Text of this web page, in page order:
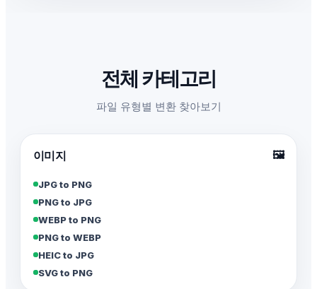
전체 카테고리
파일 유형별 변환 찾아보기
이미지 🖼️
JPG to PNG
PNG to JPG
WEBP to PNG
PNG to WEBP
HEIC to JPG
SVG to PNG